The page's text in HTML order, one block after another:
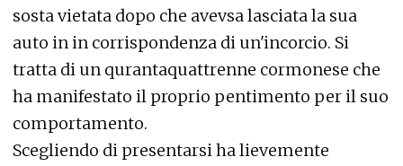
sosta vietata dopo che avevsa lasciata la sua
auto in in corrispondenza di un'incorcio. Si
tratta di un qurantaquattrenne cormonese che
ha manifestato il proprio pentimento per il suo
comportamento.
Scegliendo di presentarsi ha lievemente